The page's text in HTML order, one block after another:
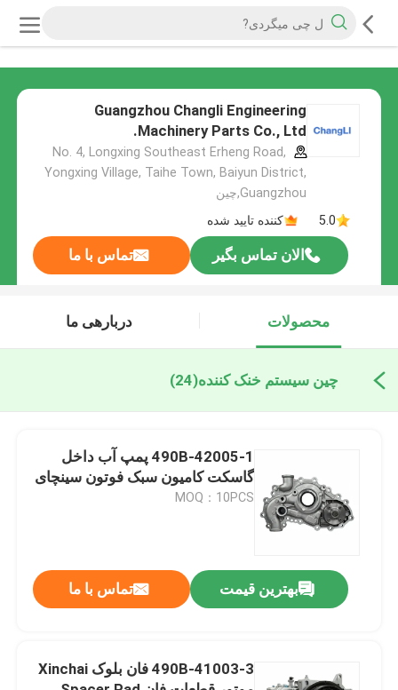
Guangzhou Changli Engineering
Machinery Parts Co., Ltd.
No. 4, Longxing Southeast Erheng Road,
Yongxing Village, Taihe Town, Baiyun District,
Guangzhou,چین
5.0
کننده تایید شده
الان تماس بگیر تماس با ما
محصولات دربارهی ما
چین سیستم خنک کننده(24)
490B-42005-1 پمپ آب داخل
گاسکت کامیون سبک فوتون سینچای
MOQ：10PCS
بهترین قیمت تماس با ما
490B-41003-3 فان بلوک Xinchai